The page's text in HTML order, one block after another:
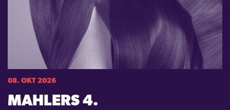
08. OKT 2026
MAHLERS 4.